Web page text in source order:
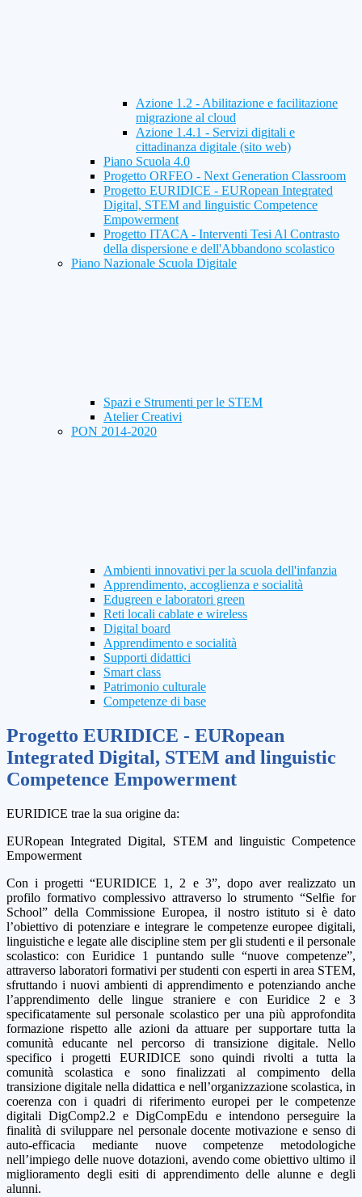
Azione 1.2 - Abilitazione e facilitazione
migrazione al cloud
Azione 1.4.1 - Servizi digitali e
cittadinanza digitale (sito web)
Piano Scuola 4.0
Progetto ORFEO - Next Generation Classroom
Progetto EURIDICE - EURopean Integrated
Digital, STEM and linguistic Competence
Empowerment
Progetto ITACA - Interventi Tesi Al Contrasto
della dispersione e dell'Abbandono scolastico
Piano Nazionale Scuola Digitale
Spazi e Strumenti per le STEM
Atelier Creativi
PON 2014-2020
Ambienti innovativi per la scuola dell'infanzia
Apprendimento, accoglienza e socialità
Edugreen e laboratori green
Reti locali cablate e wireless
Digital board
Apprendimento e socialità
Supporti didattici
Smart class
Patrimonio culturale
Competenze di base
Progetto EURIDICE - EURopean
Integrated Digital, STEM and linguistic
Competence Empowerment
EURIDICE trae la sua origine da:
EURopean Integrated Digital, STEM and linguistic Competence
Empowerment
Con i progetti “EURIDICE 1, 2 e 3”, dopo aver realizzato un
profilo formativo complessivo attraverso lo strumento “Selfie for
School” della Commissione Europea, il nostro istituto si è dato
l’obiettivo di potenziare e integrare le competenze europee digitali,
linguistiche e legate alle discipline stem per gli studenti e il personale
scolastico: con Euridice 1 puntando sulle “nuove competenze”,
attraverso laboratori formativi per studenti con esperti in area STEM,
sfruttando i nuovi ambienti di apprendimento e potenziando anche
l’apprendimento delle lingue straniere e con Euridice 2 e 3
specificatamente sul personale scolastico per una più approfondita
formazione rispetto alle azioni da attuare per supportare tutta la
comunità educante nel percorso di transizione digitale. Nello
specifico i progetti EURIDICE sono quindi rivolti a tutta la
comunità scolastica e sono finalizzati al compimento della
transizione digitale nella didattica e nell’organizzazione scolastica, in
coerenza con i quadri di riferimento europei per le competenze
digitali DigComp2.2 e DigCompEdu e intendono perseguire la
finalità di sviluppare nel personale docente motivazione e senso di
auto-efficacia mediante nuove competenze metodologiche
nell’impiego delle nuove dotazioni, avendo come obiettivo ultimo il
miglioramento degli esiti di apprendimento delle alunne e degli
alunni.